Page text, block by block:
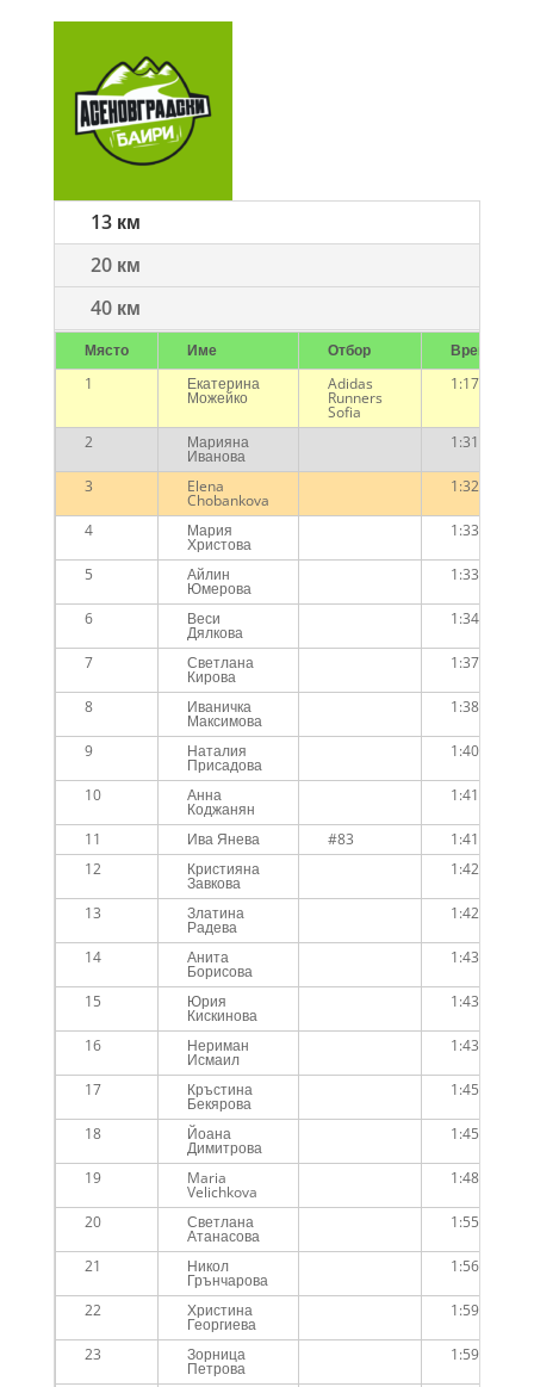
13 км
20 км
40 км
Място Име Отбор
Време
1
Екатерина
Можейко
Adidas
Runners
Sofia
1:17:27
2 Марияна
Иванова
1:31:10
3 Elena
Chobankova
1:32:19
4 Мария
Христова
1:33:42
5 Айлин
Юмерова
1:33:47
6 Веси
Дялкова
1:34:50
7 Светлана
Кирова
1:37:51
8 Иваничка
Максимова
1:38:58
9 Наталия
Присадова
1:40:48
10 Анна
Коджанян
1:41:36
11 Ива Янева #83
1:41:58
12
Кристияна
Завкова
1:42:30
13 Златина
Радева
1:42:34
14 Анита
Борисова
1:43:15
15 Юрия
Кискинова
1:43:18
16 Нериман
Исмаил
1:43:31
17 Кръстина
Бекярова
1:45:40
18 Йоана
Димитрова
1:45:41
19 Maria
Velichkova
1:48:17
20 Светлана
Атанасова
1:55:18
21 Никол
Грънчарова
1:56:00
22 Христина
Георгиева
1:59:03
23 Зорница
Петрова
1:59:23